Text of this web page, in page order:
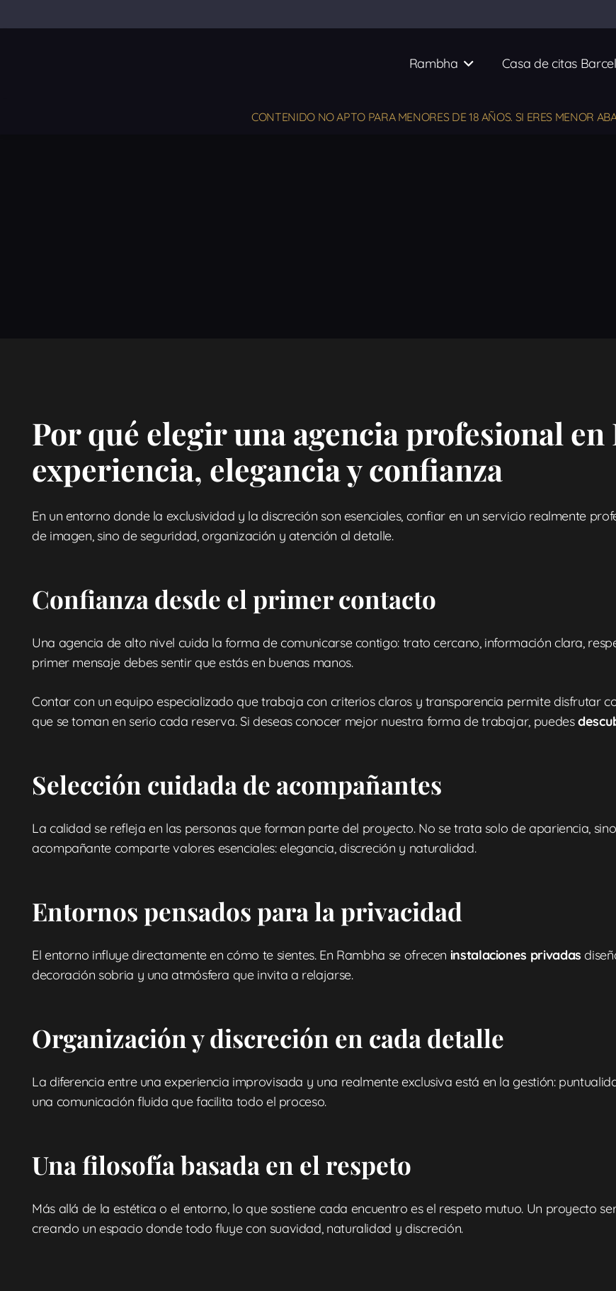
Rambha Casa de citas
CONTENIDO NO APTO PARA MENORES DE 18 AÑOS. SI ERES MENOR
Por qué elegir una agencia profesional en
experiencia, elegancia y confianza
En un entorno donde la exclusividad y la discreción son esenciales, confiar en un servicio realmente
de imagen, sino de seguridad, organización y atención al detalle.
Confianza desde el primer contacto
Una agencia de alto nivel cuida la forma de comunicarse contigo: trato cercano, información clara,
primer mensaje debes sentir que estás en buenas manos.
Contar con un equipo especializado que trabaja con criterios claros y transparencia permite disfrutar
que se toman en serio cada reserva. Si deseas conocer mejor nuestra forma de trabajar, puedes
Selección cuidada de acompañantes
La calidad se refleja en las personas que forman parte del proyecto. No se trata solo de apariencia,
acompañante comparte valores esenciales: elegancia, discreción y naturalidad.
Entornos pensados para la privacidad
El entorno influye directamente en cómo te sientes. En Rambha se ofrecen instalaciones privadas
decoración sobria y una atmósfera que invita a relajarse.
Organización y discreción en cada detalle
La diferencia entre una experiencia improvisada y una realmente exclusiva está en la gestión:
una comunicación fluida que facilita todo el proceso.
Una filosofía basada en el respeto
Más allá de la estética o el entorno, lo que sostiene cada encuentro es el respeto mutuo. Un proyecto
creando un espacio donde todo fluye con suavidad, naturalidad y discreción.